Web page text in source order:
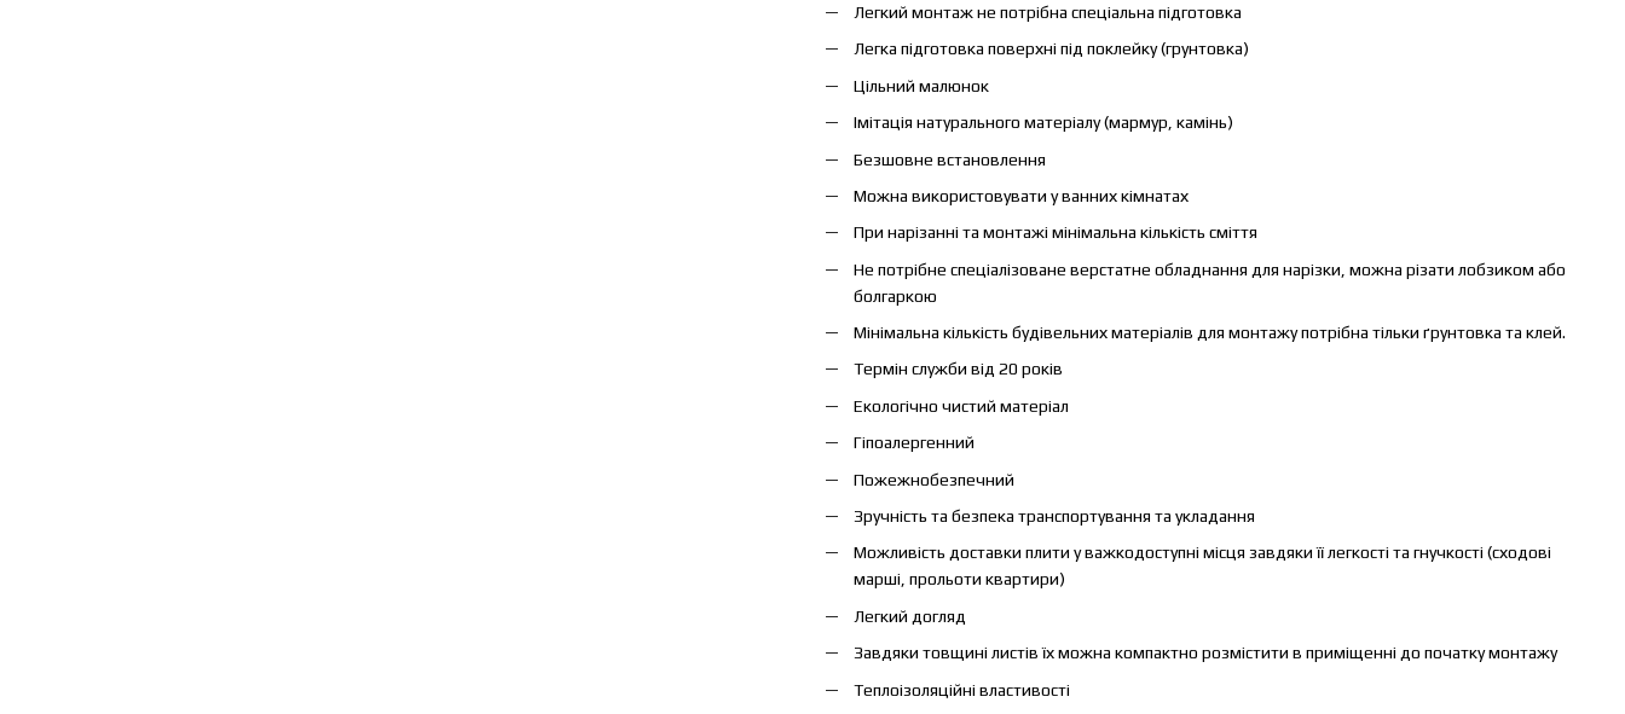
Легкий монтаж не потрібна спеціальна підготовка
Легка підготовка поверхні під поклейку (грунтовка)
Цільний малюнок
Імітація натурального матеріалу (мармур, камінь)
Безшовне встановлення
Можна використовувати у ванних кімнатах
При нарізанні та монтажі мінімальна кількість сміття
Не потрібне спеціалізоване верстатне обладнання для нарізки, можна різати лобзиком або
болгаркою
Мінімальна кількість будівельних матеріалів для монтажу потрібна тільки ґрунтовка та клей.
Термін служби від 20 років
Екологічно чистий матеріал
Гіпоалергенний
Пожежнобезпечний
Зручність та безпека транспортування та укладання
Можливість доставки плити у важкодоступні місця завдяки її легкості та гнучкості (сходові
марші, прольоти квартири)
Легкий догляд
Завдяки товщині листів їх можна компактно розмістити в приміщенні до початку монтажу
Теплоізоляційні властивості